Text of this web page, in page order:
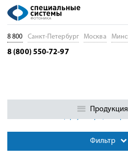
Волоконно-оптические циркуляторы
Фильтр
8 800 Санкт-Петербург Москва
8 (800) 550-72-97
Продукция